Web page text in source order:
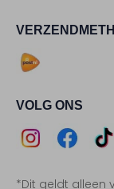
VOLG ONS
*Dit geldt alleen